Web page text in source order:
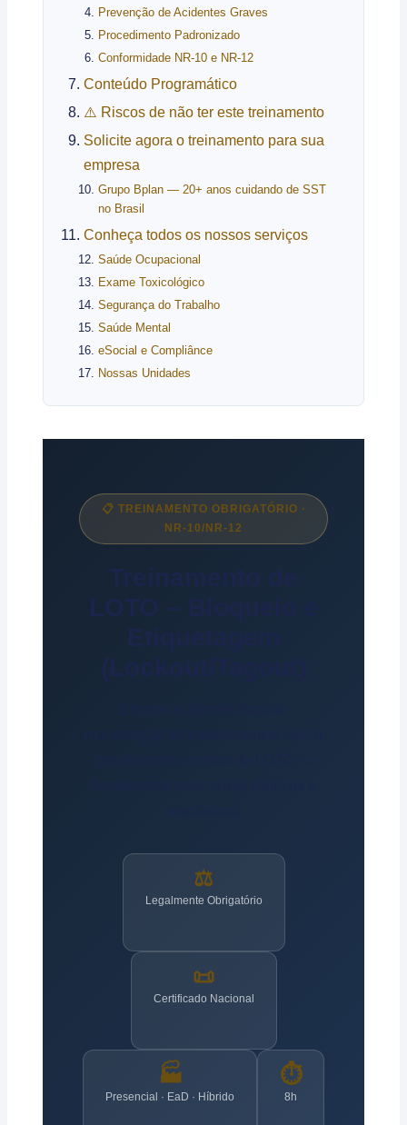
Prevenção de Acidentes Graves
Procedimento Padronizado
Conformidade NR-10 e NR-12
Conteúdo Programático
⚠️ Riscos de não ter este treinamento
Solicite agora o treinamento para sua
empresa
Grupo Bplan — 20+ anos cuidando de SST
no Brasil
Conheça todos os nossos serviços
Saúde Ocupacional
Exame Toxicológico
Segurança do Trabalho
Saúde Mental
eSocial e Compliânce
Nossas Unidades
📋 TREINAMENTO OBRIGATÓRIO ·
NR-10/NR-12
⚖️
Legalmente Obrigatório
📜
Certificado Nacional
🏭
Presencial · EaD · Híbrido
⏱️
8h